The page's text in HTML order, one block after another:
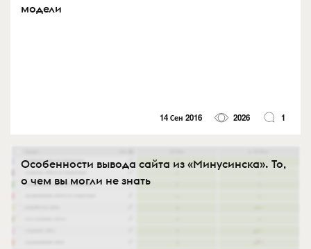
модели
14 Сен 2016 2026 1
Особенности вывода сайта из «Минусинска». То,
о чем вы могли не знать